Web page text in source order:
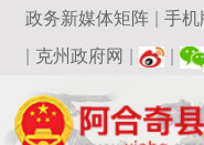
政务新媒体矩阵 | 手机版
克州政府网 | | |